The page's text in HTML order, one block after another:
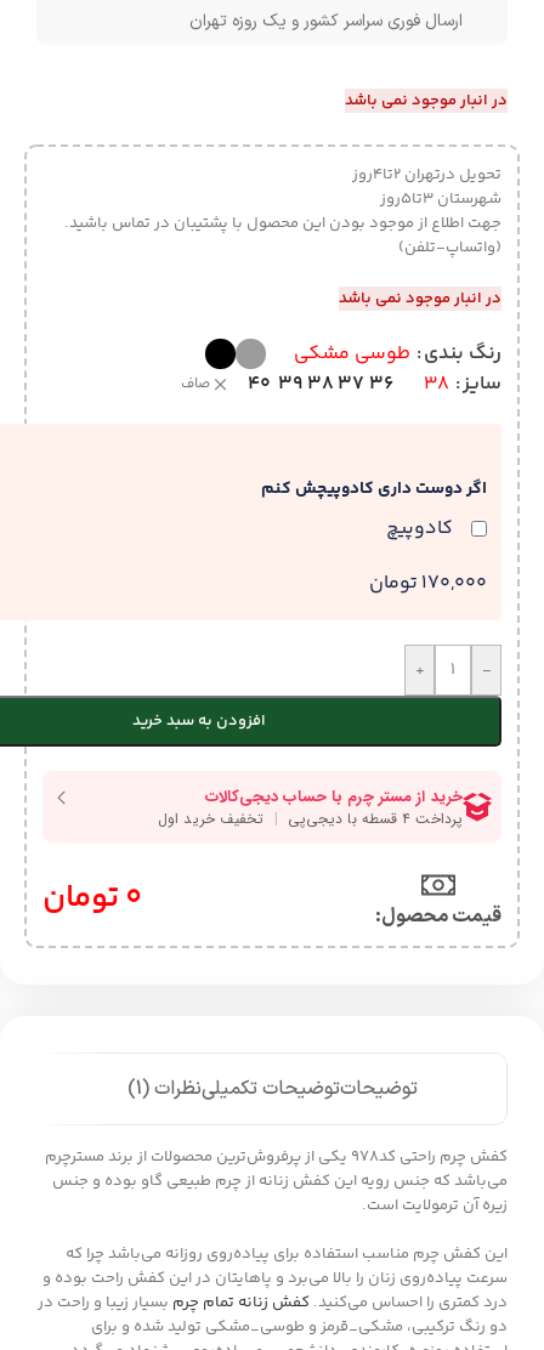
ارسال فوری سراسر کشور و یک روزه تهران
در انبار موجود نمی باشد
تحویل درتهران 2تا4روز
شهرستان 3تا5روز
جهت اطلاع از موجود بودن این محصول با پشتیبان در تماس باشید.
(واتساپ-تلفن)
در انبار موجود نمی باشد
رنگ بندی طوسی مشکی
سایز 38
36
37
38
39
40 صاف
اگر دوست داری کادوپیچش کنم
کادوپیچ
170,000 تومان
-
+
افزودن به سبد خرید
قیمت محصول:​ 0 تومان
توضیحاتتوضیحات تکمیلینظرات (1)
کفش چرم راحتی کد978 یکی از پرفروش‌ترین محصولات از برند مسترچرم
می‌باشد که جنس رویه این کفش زنانه از چرم طبیعی گاو بوده و جنس
زیره آن ترمولایت است.
این کفش چرم مناسب استفاده برای پیاده‌روی روزانه می‌باشد چرا که
سرعت پیاده‌روی زنان را بالا می‌برد و پاهایتان در این کفش راحت بوده و
درد کمتری را احساس می‌کنید. کفش زنانه تمام چرم بسیار زیبا و راحت در
دو رنگ ترکیبی، مشکی_قرمز و طوسی_مشکی تولید شده و برای